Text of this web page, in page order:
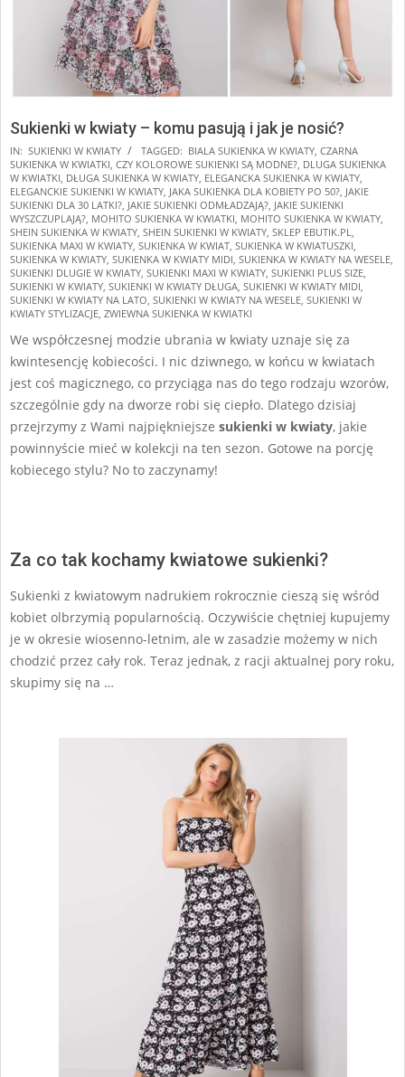
Sukienki w kwiaty – komu pasują i jak je nosić?
2025-
01-
24
IN: SUKIENKI W KWIATY TAGGED: BIALA SUKIENKA W KWIATY CZARNA
SUKIENKA W KWIATKI CZY KOLOROWE SUKIENKI SĄ MODNE? DLUGA SUKIENKA
W KWIATKI DŁUGA SUKIENKA W KWIATY ELEGANCKA SUKIENKA W KWIATY
ELEGANCKIE SUKIENKI W KWIATY JAKA SUKIENKA DLA KOBIETY PO 50? JAKIE
SUKIENKI DLA 30 LATKI? JAKIE SUKIENKI ODMŁADZAJĄ? JAKIE SUKIENKI
WYSZCZUPLAJĄ? MOHITO SUKIENKA W KWIATKI MOHITO SUKIENKA W KWIATY
SHEIN SUKIENKA W KWIATY SHEIN SUKIENKI W KWIATY SKLEP EBUTIK.PL
SUKIENKA MAXI W KWIATY SUKIENKA W KWIAT SUKIENKA W KWIATUSZKI
SUKIENKA W KWIATY SUKIENKA W KWIATY MIDI SUKIENKA W KWIATY NA WESELE
SUKIENKI DLUGIE W KWIATY SUKIENKI MAXI W KWIATY SUKIENKI PLUS SIZE
SUKIENKI W KWIATY SUKIENKI W KWIATY DŁUGA SUKIENKI W KWIATY MIDI
SUKIENKI W KWIATY NA LATO SUKIENKI W KWIATY NA WESELE SUKIENKI W
KWIATY STYLIZACJE ZWIEWNA SUKIENKA W KWIATKI
We współczesnej modzie ubrania w kwiaty uznaje się za
kwintesencję kobiecości. I nic dziwnego, w końcu w kwiatach
jest coś magicznego, co przyciąga nas do tego rodzaju wzorów,
szczególnie gdy na dworze robi się ciepło. Dlatego dzisiaj
przejrzymy z Wami najpiękniejsze sukienki w kwiaty, jakie
powinnyście mieć w kolekcji na ten sezon. Gotowe na porcję
kobiecego stylu? No to zaczynamy!
Za co tak kochamy kwiatowe sukienki?
Sukienki z kwiatowym nadrukiem rokrocznie cieszą się wśród
kobiet olbrzymią popularnością. Oczywiście chętniej kupujemy
je w okresie wiosenno-letnim, ale w zasadzie możemy w nich
chodzić przez cały rok. Teraz jednak, z racji aktualnej pory roku,
skupimy się na …